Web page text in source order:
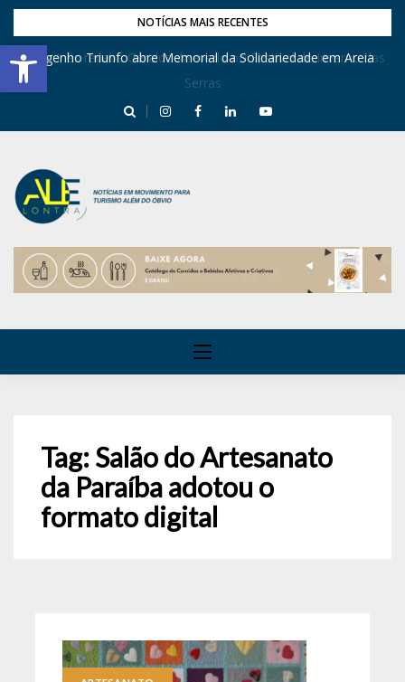
Barra de Ferramentas Aberta
NOTÍCIAS MAIS RECENTES
Dona Inês recebe Geraldo Azevedo no Festival de Inverno das
Serras
Engenho Triunfo abre Memorial da Solidariedade em Areia
Tag:Salão do Artesanato
da Paraíba adotou o
formato digital